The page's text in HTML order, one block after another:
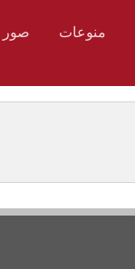
منوعات صور